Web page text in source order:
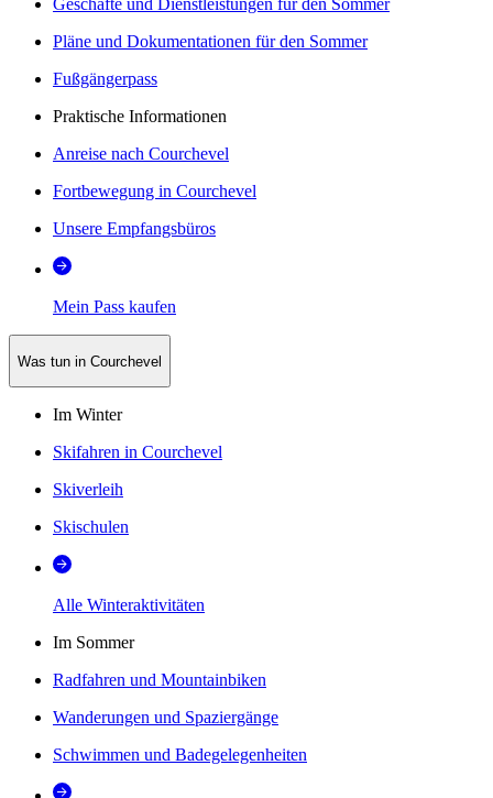
Geschäfte und Dienstleistungen für den Sommer
Pläne und Dokumentationen für den Sommer
Fußgängerpass
Praktische Informationen
Anreise nach Courchevel
Fortbewegung in Courchevel
Unsere Empfangsbüros
Mein Pass kaufen
Was tun in Courchevel
Im Winter
Skifahren in Courchevel
Skiverleih
Skischulen
Alle Winteraktivitäten
Im Sommer
Radfahren und Mountainbiken
Wanderungen und Spaziergänge
Schwimmen und Badegelegenheiten